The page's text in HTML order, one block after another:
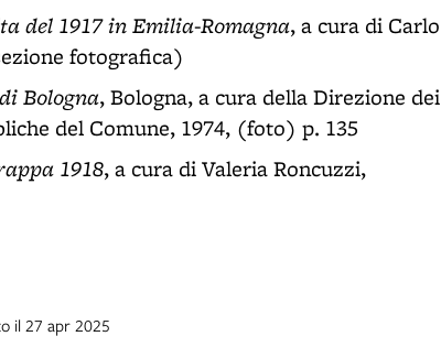
del 1917 in Emilia-Romagna, a cura di Carlo
fotografica)
Bologna, Bologna, a cura della Direzione dei
del Comune, 1974, (foto) p. 135
1918, a cura di Valeria Roncuzzi,
il 27 apr 2025